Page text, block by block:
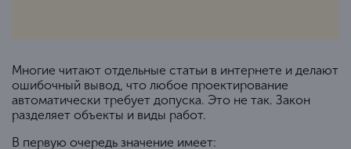
Многие читают отдельные статьи в интернете и делают
ошибочный вывод, что любое проектирование
автоматически требует допуска. Это не так. Закон
разделяет объекты и виды работ.
В первую очередь значение имеет: